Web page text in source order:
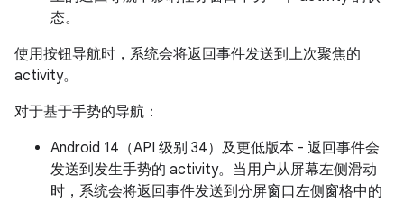
态。
使用按钮导航时，系统会将返回事件发送到上次聚焦的
activity。
对于基于手势的导航：
Android 14（API 级别 34）及更低版本 - 返回事件会
发送到发生手势的 activity。当用户从屏幕左侧滑动
时，系统会将返回事件发送到分屏窗口左侧窗格中的